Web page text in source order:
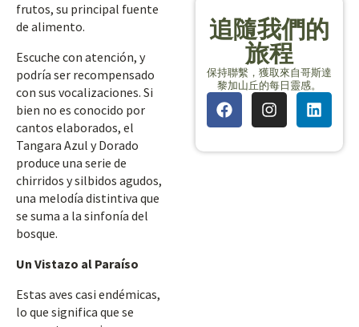
frutos, su principal fuente
de alimento.
Escuche con atención, y
podría ser recompensado
con sus vocalizaciones. Si
bien no es conocido por
cantos elaborados, el
Tangara Azul y Dorado
produce una serie de
chirridos y silbidos agudos,
una melodía distintiva que
se suma a la sinfonía del
bosque.
Un Vistazo al Paraíso
Estas aves casi endémicas,
lo que significa que se
追隨我們的
旅程
保持聯繫，獲取來自哥斯達
黎加山丘的每日靈感。